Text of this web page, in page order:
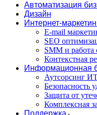
Автоматизация
Дизайн
Интернет-
E-mail
SEO
SMM и работа
Контекстная
Информационная
Аутсорсинг
Безопасность
Защита от
Комплексная
Поддержка